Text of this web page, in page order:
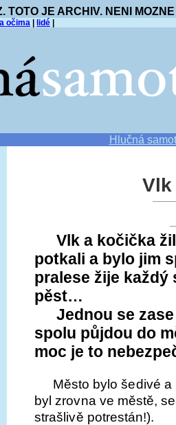
TOTO JE ARCHIV. NENI
očima lidé
Hlučná
Vlk a kočička
potkali a bylo jim
pralese žije
pěst…
Jednou se
spolu půjdou do
moc je to
Město bylo šedivé
byl zrovna ve městě,
strašlivě potrestán!).